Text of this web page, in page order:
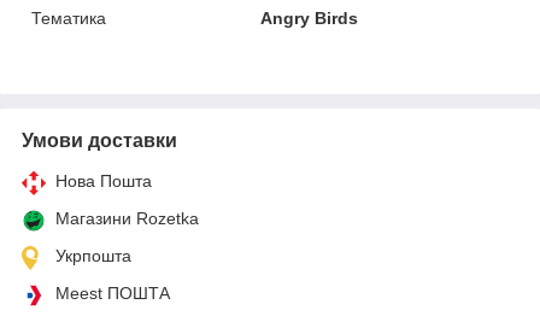
Тематика
Angry Birds
Умови доставки
Нова Пошта
Магазини Rozetka
Укрпошта
Meest ПОШТА